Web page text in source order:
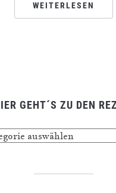
GEHT´S ZU DEN
WEITERLESEN